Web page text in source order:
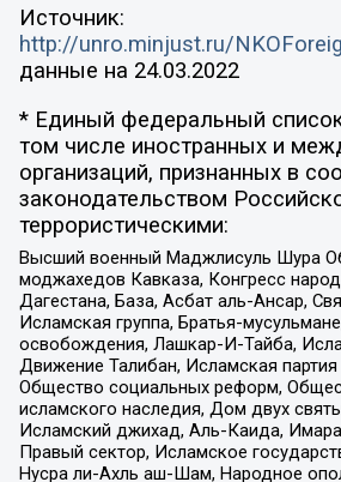
Источник:
http://unro.minjust.ru/
данные на 24.03.2022
* Единый федеральный
том числе иностранных и
организаций, признанных в
законодательством
террористическими:
Высший военный Маджлисуль Шура
моджахедов Кавказа, Конгресс
Дагестана, База, Асбат аль-Ансар,
Исламская группа, Братья-
освобождения, Лашкар-И-Тайба,
Движение Талибан, Исламская партия
Общество социальных реформ,
исламского наследия, Дом двух
Исламский джихад, Аль-Каида,
Правый сектор, Исламское
Нусра ли-Ахль аш-Шам, Народное